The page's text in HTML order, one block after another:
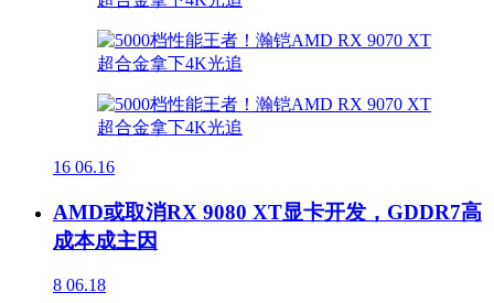
16 06.16
AMD或取消RX 9080 XT显卡开发，GDDR7高
成本成主因
8 06.18